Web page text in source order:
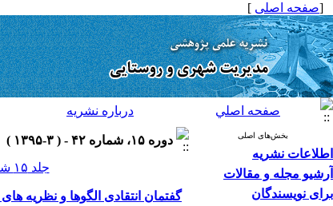
[صفحه اصلی ]
صفحه اصلي درباره نشريه
بخش‌های اصلی
اطلاعات نشریه
آرشیو مجله و مقالات
برای نویسندگان
دوره ۱۵، شماره ۴۲ - ( ۳-۱۳۹۵ )
جلد ۱۵ شماره ۴۲ صفحات ۲۷۲-۲۴۹
گفتمان انتقادی الگوها و نظریه